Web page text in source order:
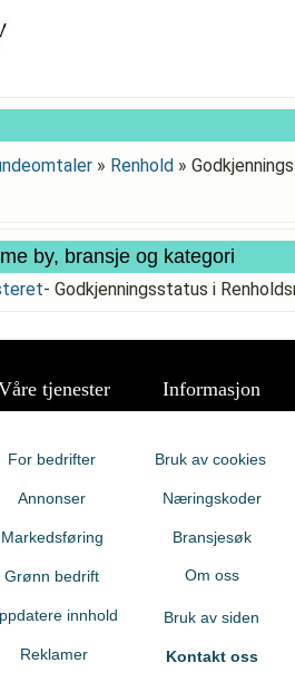
» Renhold »
by, bransje og kategori
- Godkjenningsstatus i
tjenester Informasjon
For bedrifter
Annonser
Markedsføring
Grønn bedrift
innhold
Reklamer
Bruk av cookies
Næringskoder
Bransjesøk
Om oss
Bruk av siden
Kontakt oss